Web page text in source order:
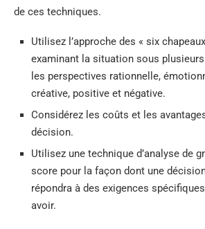
de ces techniques.
Utilisez l’approche des « six
examinant la situation sous
les perspectives rationnelle,
créative, positive et négative.
Considérez les coûts et les
décision.
Utilisez une technique d’analyse de
score pour la façon dont une
répondra à des exigences
avoir.